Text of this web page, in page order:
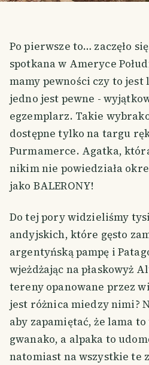
Po pierwsze to… zaczęło
spotkana w Ameryce
mamy pewności czy to jest
jedno jest pewne -
egzemplarz. Takie
dostępne tylko na targu
Purmamerce. Agatka,
nikim nie powiedziała
jako BALERONY!
Do tej pory widzieliśmy
andyjskich, które gęsto
argentyńską pampę i
wjeżdżając na płaskowyż
tereny opanowane przez
jest różnica miedzy nimi?
aby zapamiętać, że lama
gwanako, a alpaka to
natomiast na wszystkie te